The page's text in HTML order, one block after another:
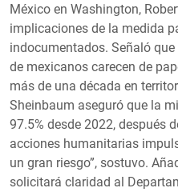
México en Washington,
implicaciones de la medida
indocumentados. Señaló
de mexicanos carecen de
más de una década en
Sheinbaum aseguró que la
97.5% desde 2022, después
acciones humanitarias
un gran riesgo”, sostuvo.
solicitará claridad al